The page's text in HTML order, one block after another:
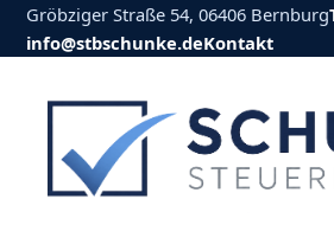
Gröbziger Straße 54, 06406 Bernburg
info@stbschunke.deKontakt